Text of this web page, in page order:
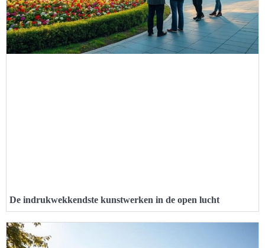
De indrukwekkendste kunstwerken in de open lucht